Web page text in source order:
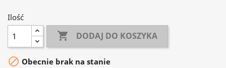
Ilość
 DODAJ DO KOSZYKA
 Obecnie brak na stanie